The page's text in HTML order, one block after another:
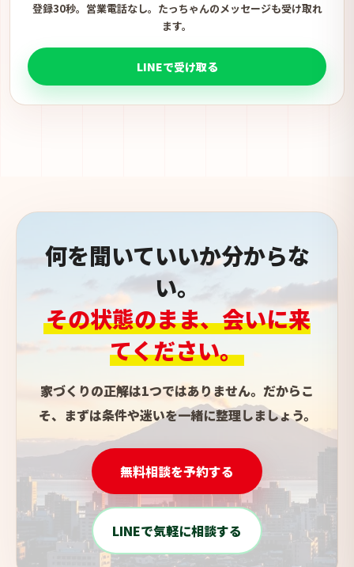
登録30秒。営業電話なし。たっちゃんのメッセージも受け取れ
ます。
LINEで受け取る
何を聞いていいか分からな
い。
その状態のまま、会いに来
てください。
家づくりの正解は1つではありません。だからこ
そ、まずは条件や迷いを一緒に整理しましょう。
無料相談を予約する
LINEで気軽に相談する